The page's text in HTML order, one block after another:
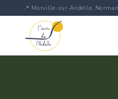
au
📍 Morville-sur-Andelle,